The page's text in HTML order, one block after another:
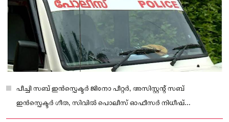
പീച്ചി സബ് ഇൻസ്പെക്ടർ ജിനോ പീറ്റർ, അസിസ്റ്റന്റ് സബ്
ഇൻസ്പെക്ടർ ഗീത, സിവിൽ പൊലീസ് ഓഫീസർ നിധീഷ്
എന്നിവരടങ്ങിയ സംഘമാണ് പ്രതിയെ വലയിലാക്കിയത്.